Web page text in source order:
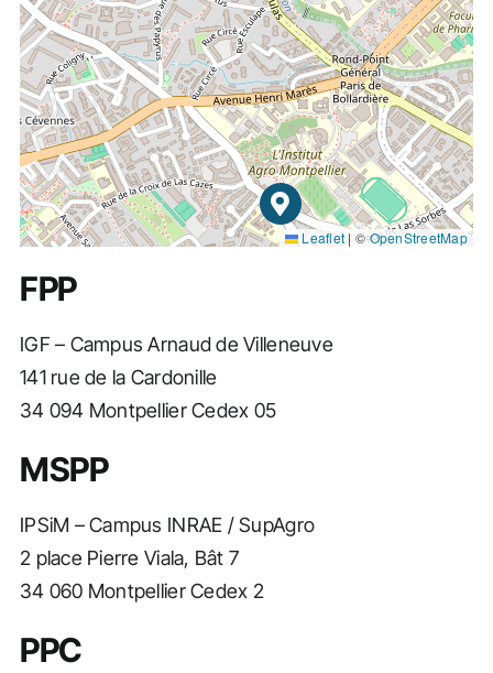
Leaflet | ©OpenStreetMap
FPP
IGF – Campus Arnaud de Villeneuve
141 rue de la Cardonille
34 094 Montpellier Cedex 05
MSPP
IPSiM – Campus INRAE / SupAgro
2 place Pierre Viala, Bât 7
34 060 Montpellier Cedex 2
PPC